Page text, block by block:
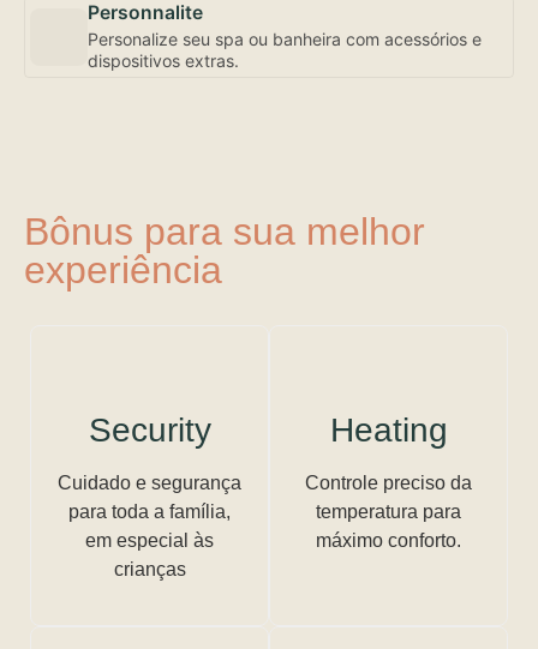
Personnalite
Personalize seu spa ou banheira com acessórios e
dispositivos extras.
Bônus para sua melhor
experiência
Security
Cuidado e segurança
para toda a família,
em especial às
crianças
Heating
Controle preciso da
temperatura para
máximo conforto.